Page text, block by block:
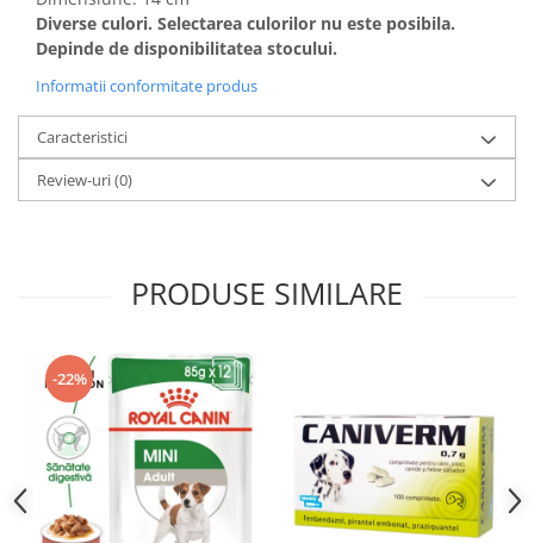
Sampoane si Balsamuri
Servetele Umede
Curatare Ochi
Igiena Catel
Igiena Interior
Perii si descalcitoare caini
Custi transport - Pisici
Jucarii Pisici
Lese, Hamuri si Zgarzi
Paturi, perne si cosuri pentru pisici
Recompense Delicioase
Diverse culori. Selectarea culorilor nu este posibila.
Depinde de disponibilitatea stocului.
Informatii conformitate produs
Caracteristici
Review-uri(0)
PRODUSE SIMILARE
-22%